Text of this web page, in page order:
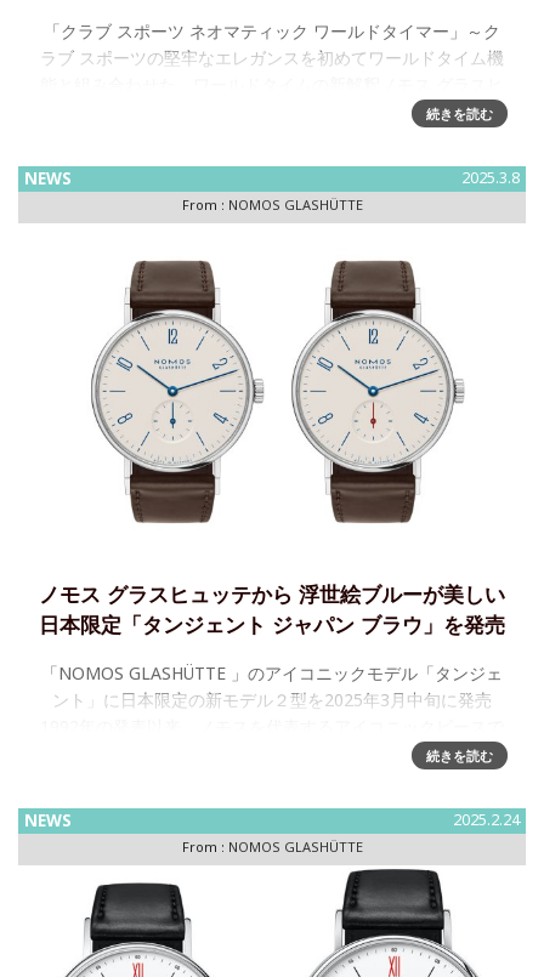
「クラブ スポーツ ネオマティック ワールドタイマー」～ク
ラブ スポーツの堅牢なエレガンスを初めてワールドタイム機
ュッテが手掛けるクラブ スポーツ ネオマティック ワールド
続きを読む
NEWS 2025.3.8
From : NOMOS GLASHÜTTE
ノモス グラスヒュッテから 浮世絵ブルーが美しい
日本限定「タンジェント ジャパン ブラウ」を発売
「NOMOS GLASHÜTTE 」のアイコニックモデル「タンジェ
ント」に日本限定の新モデル２型を2025年3月中旬に発売
あり、常にベストセラーの「タンジェント」。 2続きを読む
NEWS 2025.2.24
From : NOMOS GLASHÜTTE